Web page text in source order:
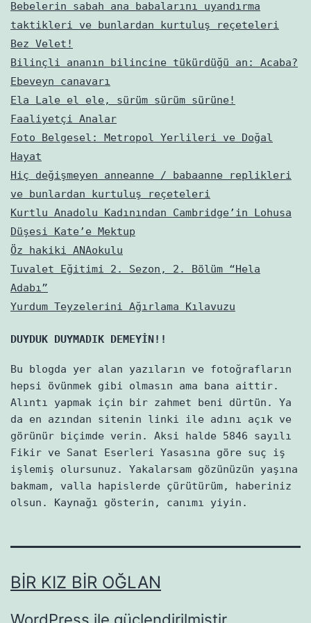
Bebelerin sabah ana babalarını uyandırma
taktikleri ve bunlardan kurtuluş reçeteleri
Bez Velet!
Bilinçli ananın bilincine tükürdüğü an: Acaba?
Ebeveyn canavarı
Ela Lale el ele, sürüm sürüm sürüne!
Faaliyetçi Analar
Foto Belgesel: Metropol Yerlileri ve Doğal
Hayat
Hiç değişmeyen anneanne / babaanne replikleri
ve bunlardan kurtuluş reçeteleri
Kurtlu Anadolu Kadınından Cambridge’in Lohusa
Düşesi Kate’e Mektup
Öz hakiki ANAokulu
Tuvalet Eğitimi 2. Sezon, 2. Bölüm “Hela
Adabı”
Yurdum Teyzelerini Ağırlama Kılavuzu
DUYDUK DUYMADIK DEMEYİN!!
Bu blogda yer alan yazıların ve fotoğrafların
hepsi övünmek gibi olmasın ama bana aittir.
Alıntı yapmak için bir zahmet beni dürtün. Ya
da en azından sitenin linki ile adını açık ve
görünür biçimde verin. Aksi halde 5846 sayılı
Fikir ve Sanat Eserleri Yasasına göre suç iş
işlemiş olursunuz. Yakalarsam gözünüzün yaşına
bakmam, valla hapislerde çürütürüm, haberiniz
olsun. Kaynağı gösterin, canımı yiyin.
BIR KIZ BIR OĞLAN